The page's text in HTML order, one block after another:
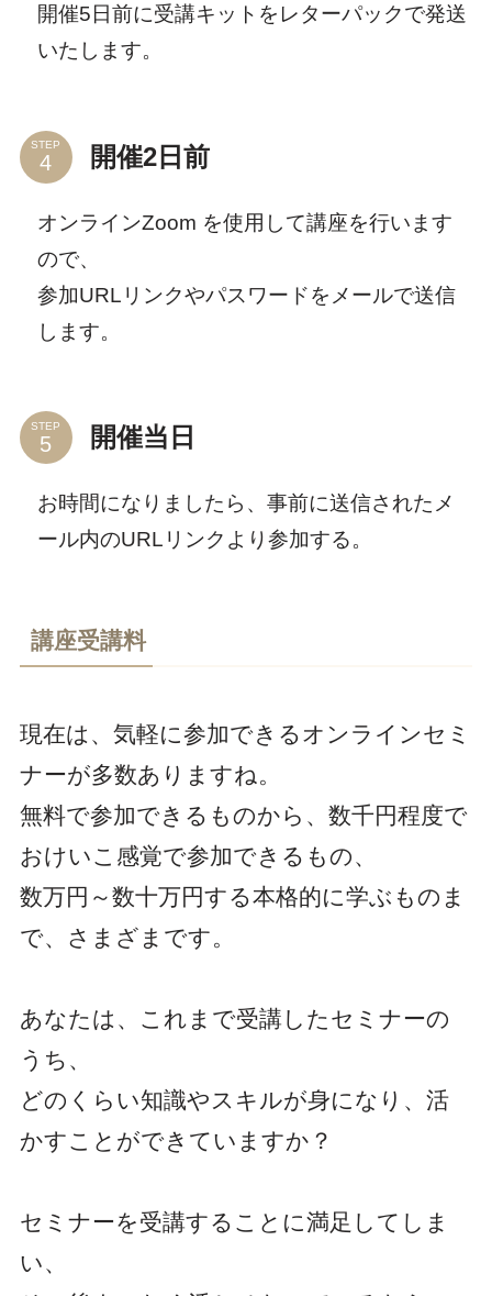
開催5日前に受講キットをレターパックで発送
いたします。
STEP 開催2日前
オンラインZoom を使用して講座を行います
ので、
参加URLリンクやパスワードをメールで送信
します。
STEP 開催当日
お時間になりましたら、事前に送信されたメ
ール内のURLリンクより参加する。
講座受講料
現在は、気軽に参加できるオンラインセミ
ナーが多数ありますね。
無料で参加できるものから、数千円程度で
おけいこ感覚で参加できるもの、
数万円～数十万円する本格的に学ぶものま
で、さまざまです。
あなたは、これまで受講したセミナーの
うち、
どのくらい知識やスキルが身になり、活
かすことができていますか？
セミナーを受講することに満足してしま
い、